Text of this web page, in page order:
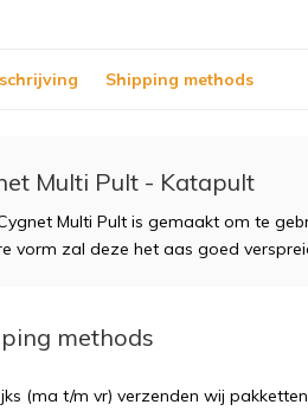
Shipping methods
Multi Pult - Katapult
Multi Pult is gemaakt om te
vorm zal deze het aas goed
methods
(ma t/m vr) verzenden wij